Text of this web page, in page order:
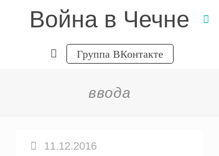
Война в Чечне
Группа ВКонтакте
ввода
11.12.2016